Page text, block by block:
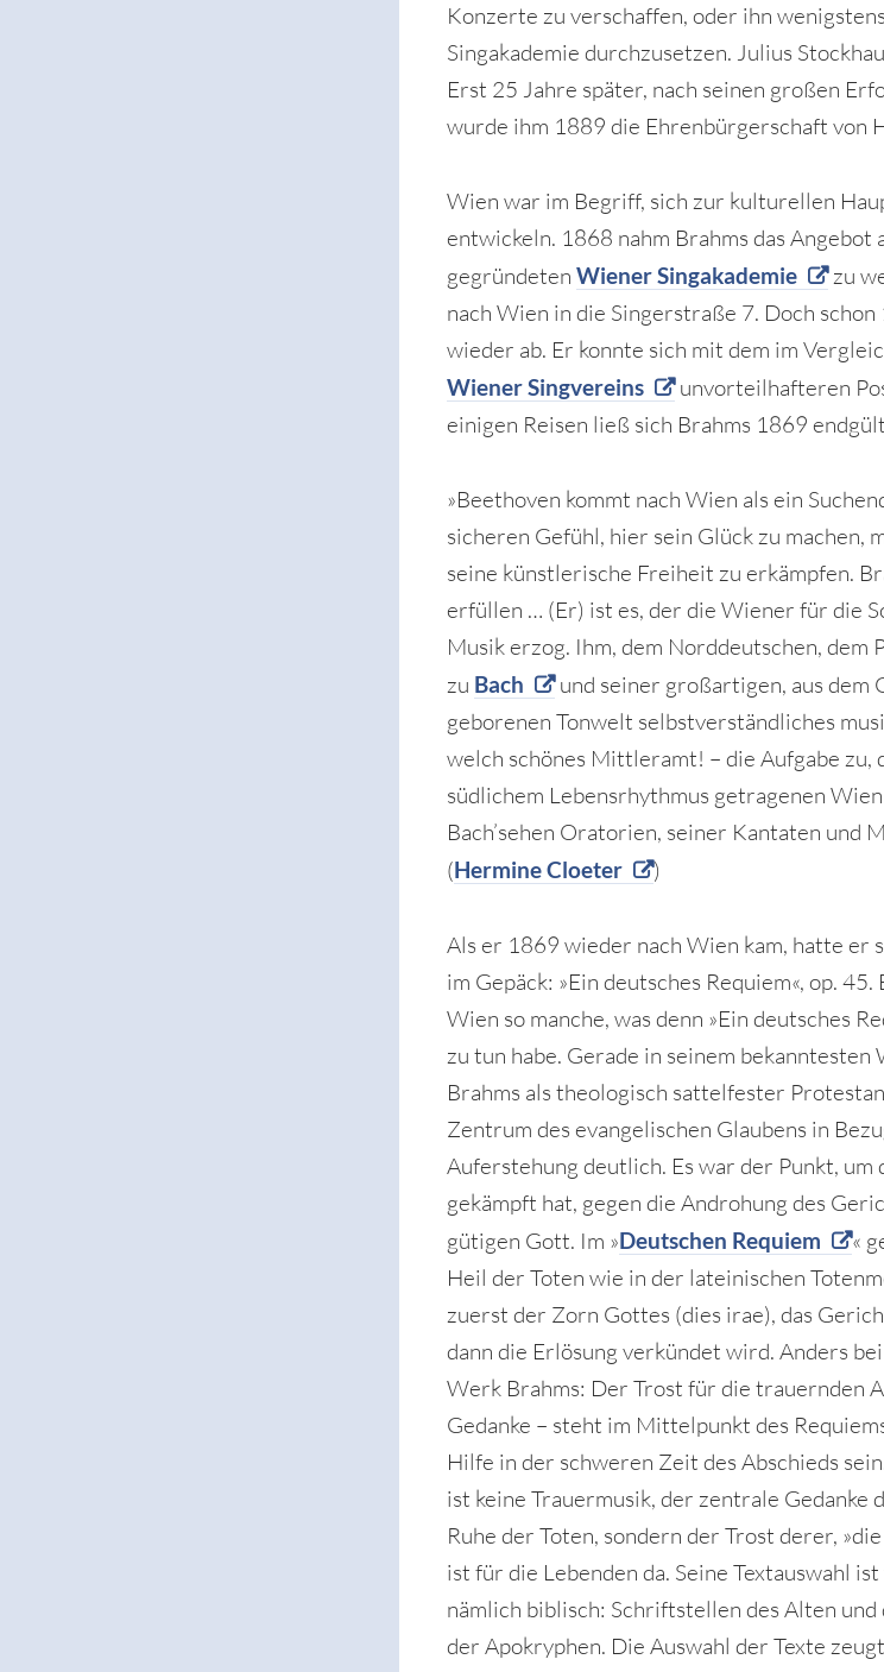
Konzerte zu verschaffen, oder ihn
Singakademie durchzusetzen. Julius
Erst 25 Jahre später, nach seinen großen
wurde ihm 1889 die Ehrenbürgerschaft von
Wien war im Begriff, sich zur kulturellen
entwickeln. 1868 nahm Brahms das
gegründetenWiener Singakademie
zu
nach Wien in die Singerstraße 7. Doch
wieder ab. Er konnte sich mit dem im
Wiener Singvereins
unvorteilhafteren
einigen Reisen ließ sich Brahms 1869
»Beethoven kommt nach Wien als ein
sicheren Gefühl, hier sein Glück zu machen,
seine künstlerische Freiheit zu erkämpfen.
erfüllen … (Er) ist es, der die Wiener für die
Musik erzog. Ihm, dem Norddeutschen, dem
zu Bach
und seiner großartigen, aus dem
geborenen Tonwelt selbstverständliches
welch schönes Mittleramt! – die Aufgabe zu,
südlichem Lebensrhythmus getragenen
Bach’sehen Oratorien, seiner Kantaten und
(Hermine Cloeter )
Als er 1869 wieder nach Wien kam, hatte er
im Gepäck: »Ein deutsches Requiem«, op.
Wien so manche, was denn »Ein deutsches
zu tun habe. Gerade in seinem bekanntesten
Brahms als theologisch sattelfester
Zentrum des evangelischen Glaubens in
Auferstehung deutlich. Es war der Punkt,
gekämpft hat, gegen die Androhung des
gütigen Gott. Im »Deutschen Requiem
«
Heil der Toten wie in der lateinischen
zuerst der Zorn Gottes (dies irae), das
dann die Erlösung verkündet wird. Anders
Werk Brahms: Der Trost für die trauernden
Gedanke – steht im Mittelpunkt des
Hilfe in der schweren Zeit des Abschieds
ist keine Trauermusik, der zentrale Gedanke
Ruhe der Toten, sondern der Trost derer,
ist für die Lebenden da. Seine Textauswahl
nämlich biblisch: Schriftstellen des Alten und
der Apokryphen. Die Auswahl der Texte